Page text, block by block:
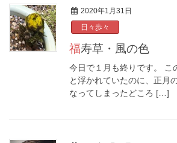
2020年1月31日
日々歩々
福寿草・風の色
今日で１月も終りです。 こ
と浮かれていたのに、正月
なってしまったどころ […]